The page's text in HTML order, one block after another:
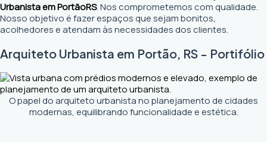
Urbanista em PortãoRS. Nos comprometemos com qualidade.
Nosso objetivo é fazer espaços que sejam bonitos,
acolhedores e atendam às necessidades dos clientes.
Arquiteto Urbanista em Portão, RS - Portifólio
O papel do arquiteto urbanista no planejamento de cidades
modernas, equilibrando funcionalidade e estética.